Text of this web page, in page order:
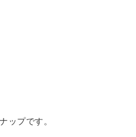
ップです。